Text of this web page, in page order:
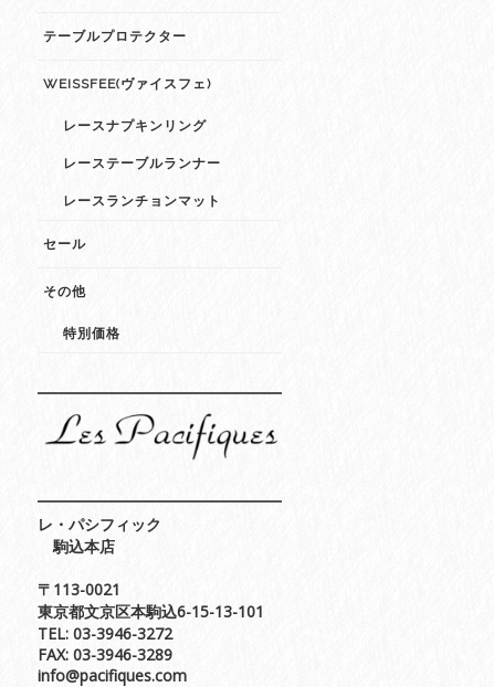
テーブルプロテクター
WEISSFEE(ヴァイスフェ)
レースナプキンリング
レーステーブルランナー
レースランチョンマット
セール
その他
特別価格
レ・パシフィック
駒込本店
〒113-0021
東京都文京区本駒込6-15-13-101
TEL: 03-3946-3272
FAX: 03-3946-3289
info@pacifiques.com